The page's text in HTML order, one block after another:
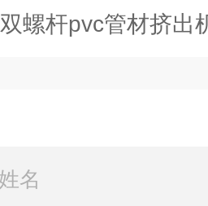
双螺杆pvc管材挤出机